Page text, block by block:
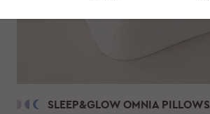
SLEEP&GLOW OMNIA PILLOWS